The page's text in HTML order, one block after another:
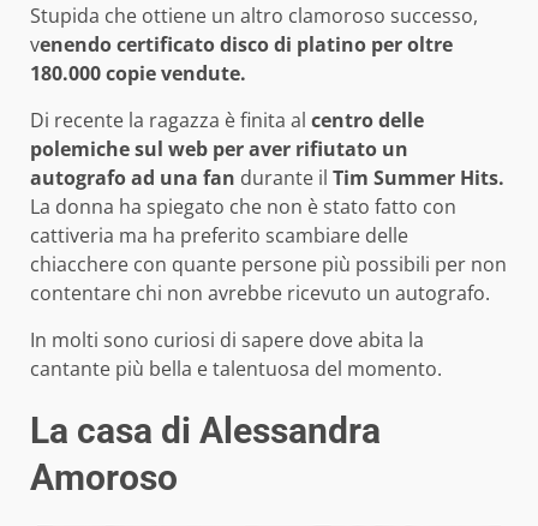
Stupida che ottiene un altro clamoroso successo,
venendo certificato disco di platino per oltre
180.000 copie vendute.
Di recente la ragazza è finita al centro delle
polemiche sul web per aver rifiutato un
autografo ad una fan durante il Tim Summer Hits.
La donna ha spiegato che non è stato fatto con
cattiveria ma ha preferito scambiare delle
chiacchere con quante persone più possibili per non
contentare chi non avrebbe ricevuto un autografo.
In molti sono curiosi di sapere dove abita la
cantante più bella e talentuosa del momento.
La casa di Alessandra
Amoroso